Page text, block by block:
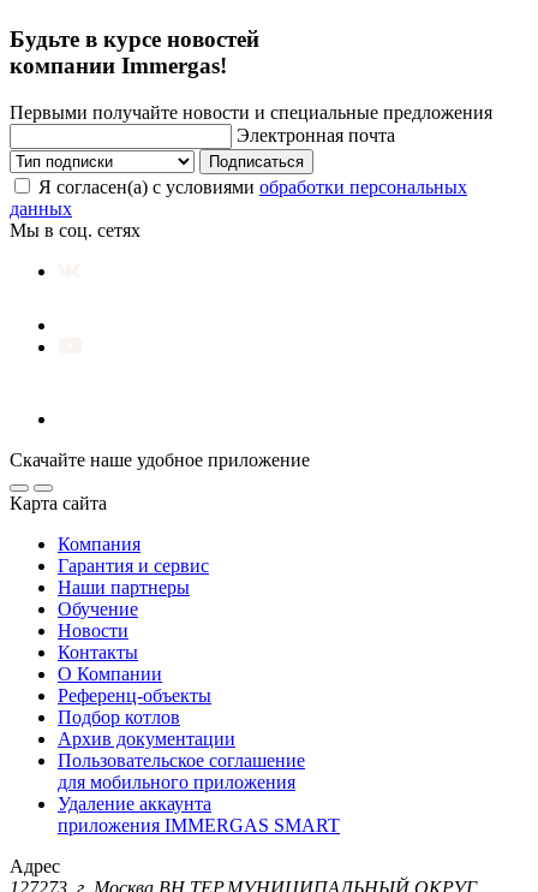
Будьте в курсе новостей
компании Immergas!
Первыми получайте новости и специальные предложения
Электронная почта
Подписаться
Я согласен(а) с условиями обработки персональных
данных
Мы в соц. сетях
Скачайте наше удобное приложение
Карта сайта
Компания
Гарантия и сервис
Наши партнеры
Обучение
Новости
Контакты
О Компании
Референц-объекты
Подбор котлов
Архив документации
Пользовательское соглашение
для мобильного приложения
Удаление аккаунта
приложения IMMERGAS SMART
Адрес
127273, г. Москва ВН.ТЕР.МУНИЦИПАЛЬНЫЙ ОКРУГ